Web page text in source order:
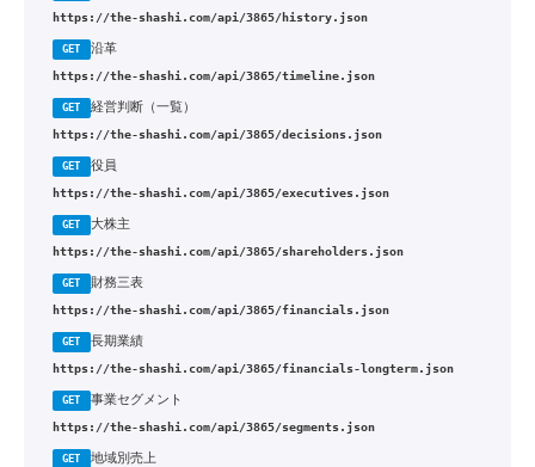
https://the-shashi.com/api/3865/history.json
GET 沿革
https://the-shashi.com/api/3865/timeline.json
GET 経営判断（一覧）
https://the-shashi.com/api/3865/decisions.json
GET 役員
https://the-shashi.com/api/3865/executives.json
GET 大株主
https://the-shashi.com/api/3865/shareholders.json
GET 財務三表
https://the-shashi.com/api/3865/financials.json
GET 長期業績
https://the-shashi.com/api/3865/financials-longterm.json
GET 事業セグメント
https://the-shashi.com/api/3865/segments.json
GET 地域別売上